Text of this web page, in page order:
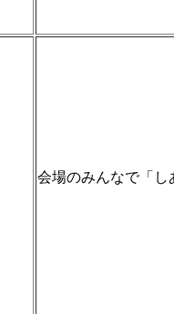
会場のみんなで「し